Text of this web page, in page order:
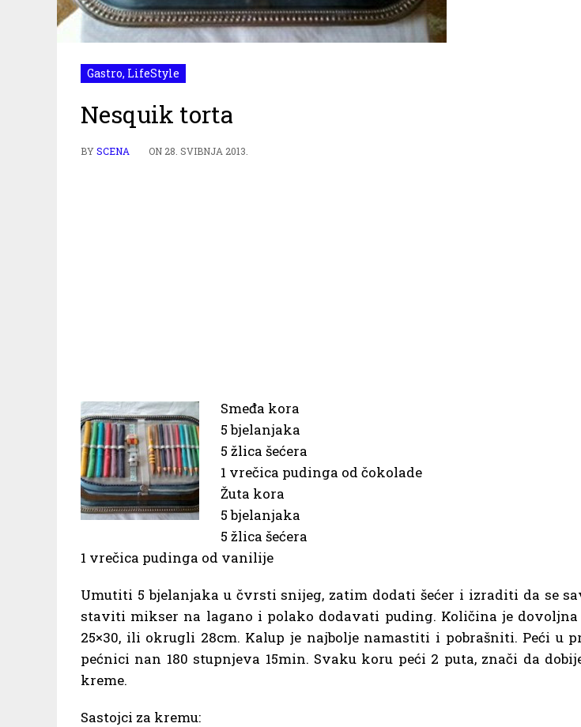
Gastro, LifeStyle
Nesquik torta
BYSCENA ON 28. SVIBNJA 2013.
Smeđa kora
5 bjelanjaka
5 žlica šećera
1 vrečica pudinga od čokolade
Žuta kora
5 bjelanjaka
5 žlica šećera
1 vrečica pudinga od vanilije
Umutiti 5 bjelanjaka u čvrsti snijeg, zatim dodati šećer i izraditi da se
staviti mikser na lagano i polako dodavati puding. Količina je
25×30, ili okrugli 28cm. Kalup je najbolje namastiti i pobrašniti. Peći u
pećnici nan 180 stupnjeva 15min. Svaku koru peći 2 puta, znači da
kreme.
Sastojci za kremu: